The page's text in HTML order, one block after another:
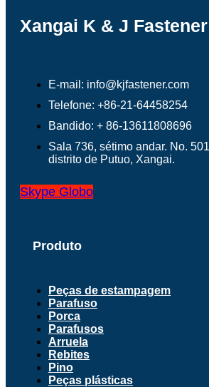
Xangai K & J
E-mail: info@kjfastener.com
Telefone: +86-21-64458254
Bandido: + 86-13611808696
Sala 736, sétimo andar. No.
distrito de Putuo, Xangai.
Skype Globo
Produto
Peças de estampagem
Parafuso
Porca
Parafusos
Arruela
Rebites
Pino
Peças plásticas